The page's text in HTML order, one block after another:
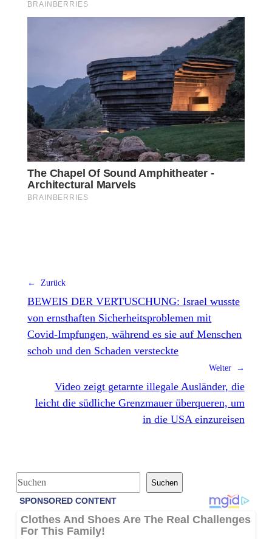
← Zurück
BEWEIS DER VERTUSCHUNG: Israel wusste
von ernsthaften Sicherheitsproblemen mit
Covid-Impfungen, während es sie auf Menschen
schob und den Schaden versteckte
Weiter →
Video zeigt getarnte illegale Ausländer, die
leicht die südliche Grenzmauer überqueren, um
in die USA einzureisen
S
u
Suchen